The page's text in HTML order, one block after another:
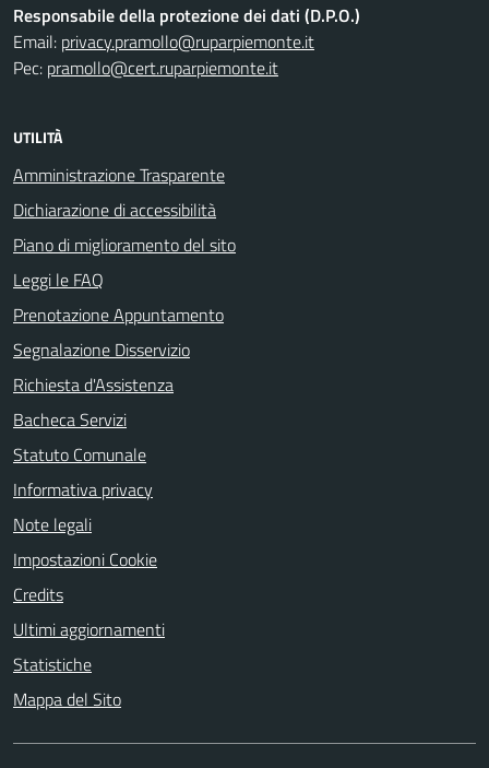
Responsabile della protezione dei dati (D.P.O.)
Email: privacy.pramollo@ruparpiemonte.it
Pec: pramollo@cert.ruparpiemonte.it
UTILITÀ
Amministrazione Trasparente
Dichiarazione di accessibilità
Piano di miglioramento del sito
Leggi le FAQ
Prenotazione Appuntamento
Segnalazione Disservizio
Richiesta d'Assistenza
Bacheca Servizi
Statuto Comunale
Informativa privacy
Note legali
Impostazioni Cookie
Credits
Ultimi aggiornamenti
Statistiche
Mappa del Sito